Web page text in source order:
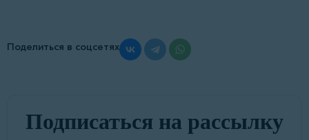
Поделиться в соцсетях
Подписаться на рассылку